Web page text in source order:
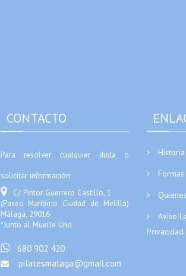
CONTACTO
Para resolver cualquier duda o
solicitar información:
C/ Pintor Guerrero Castillo, 1
(Paseo Marítimo Ciudad de Melilla)
Málaga, 29016
*Junto al Muelle Uno
680 902 420
pilatesmalaga@gmail.com
Aviso
Privacidad